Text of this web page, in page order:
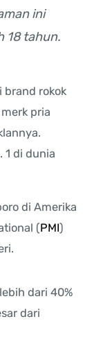
ini
18 tahun.
brand rokok
pria
1 di dunia
di Amerika
(PMI)
dari 40%
dari